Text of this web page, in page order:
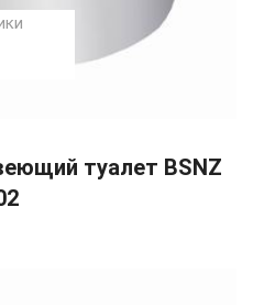
туалет BSNZ